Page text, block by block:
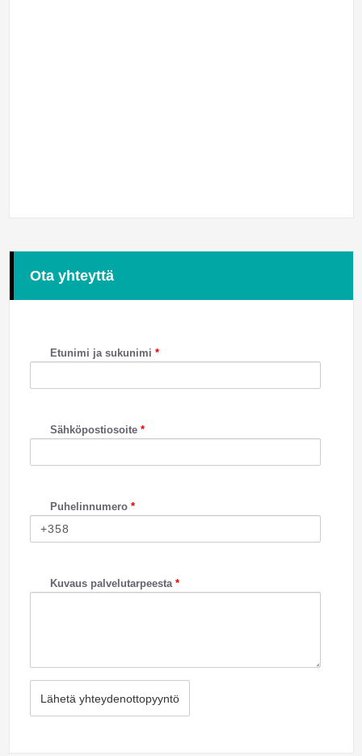
Ota yhteyttä
Etunimi ja sukunimi *
Sähköpostiosoite *
Puhelinnumero *
Kuvaus palvelutarpeesta *